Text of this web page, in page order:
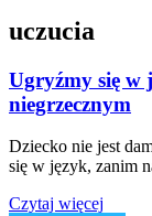
uczucia
Ugryźmy się w
niegrzecznym
Dziecko nie jest
się w język, zanim
Czytaj więcej